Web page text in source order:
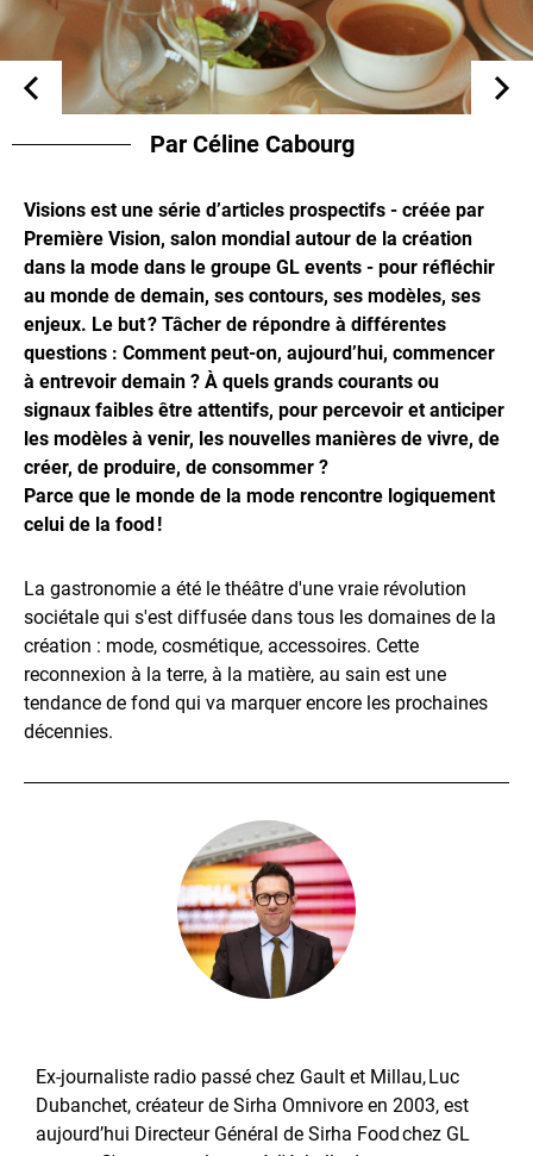
Par Céline Cabourg
Visions est une série d’articles prospectifs - créée par
Première Vision, salon mondial autour de la création
dans la mode dans le groupe GL events - pour réfléchir
au monde de demain, ses contours, ses modèles, ses
enjeux. Le but ? Tâcher de répondre à différentes
questions : Comment peut-on, aujourd’hui, commencer
à entrevoir demain ? À quels grands courants ou
signaux faibles être attentifs, pour percevoir et anticiper
les modèles à venir, les nouvelles manières de vivre, de
créer, de produire, de consommer ?
Parce que le monde de la mode rencontre logiquement
celui de la food !
La gastronomie a été le théâtre d'une vraie révolution
sociétale qui s'est diffusée dans tous les domaines de la
création : mode, cosmétique, accessoires. Cette
reconnexion à la terre, à la matière, au sain est une
tendance de fond qui va marquer encore les prochaines
décennies.
Ex-journaliste radio passé chez Gault et Millau, Luc
Dubanchet, créateur de Sirha Omnivore en 2003, est
aujourd’hui Directeur Général de Sirha Food chez GL